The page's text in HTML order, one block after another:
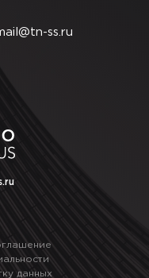
данных
ss.ru